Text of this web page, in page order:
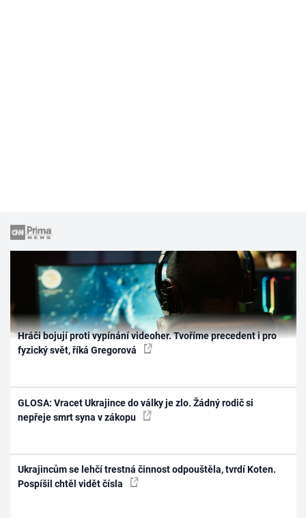
Hráči bojují proti vypínání videoher. Tvoříme precedent i pro
fyzický svět, říká Gregorová
GLOSA: Vracet Ukrajince do války je zlo. Žádný rodič si
nepřeje smrt syna v zákopu
Ukrajincům se lehčí trestná činnost odpouštěla, tvrdí Koten.
Pospíšil chtěl vidět čísla